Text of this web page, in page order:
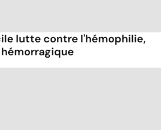
lutte contre l'hémophilie,